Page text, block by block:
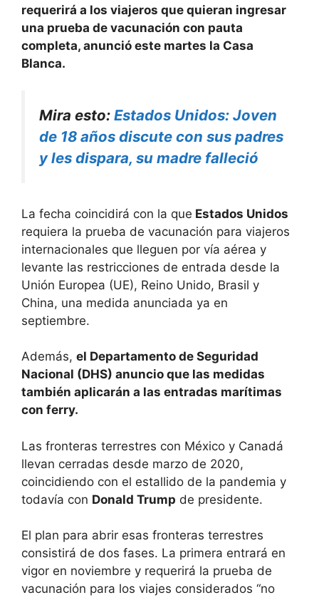
requerirá a los viajeros que quieran ingresar
una prueba de vacunación con pauta
completa, anunció este martes la Casa
Blanca.
Mira esto: Estados Unidos: Joven
de 18 años discute con sus padres
y les dispara, su madre falleció
La fecha coincidirá con la que Estados Unidos
requiera la prueba de vacunación para viajeros
internacionales que lleguen por vía aérea y
levante las restricciones de entrada desde la
Unión Europea (UE), Reino Unido, Brasil y
China, una medida anunciada ya en
septiembre.
Además, el Departamento de Seguridad
Nacional (DHS) anuncio que las medidas
también aplicarán a las entradas marítimas
con ferry.
Las fronteras terrestres con México y Canadá
llevan cerradas desde marzo de 2020,
coincidiendo con el estallido de la pandemia y
todavía con Donald Trump de presidente.
El plan para abrir esas fronteras terrestres
consistirá de dos fases. La primera entrará en
vigor en noviembre y requerirá la prueba de
vacunación para los viajes considerados “no